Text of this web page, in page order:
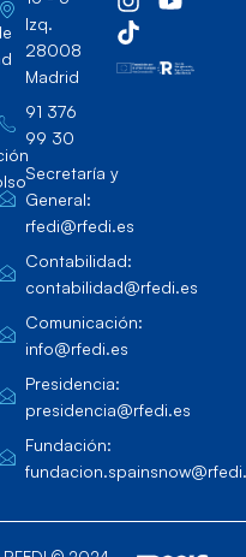
Izq.
28008
Madrid
91 376
99 30
Secretaría y
General:
rfedi@rfedi.es
Contabilidad:
contabilidad@rfedi.es
Comunicación:
info@rfedi.es
Presidencia:
presidencia@rfedi.es
Fundación: